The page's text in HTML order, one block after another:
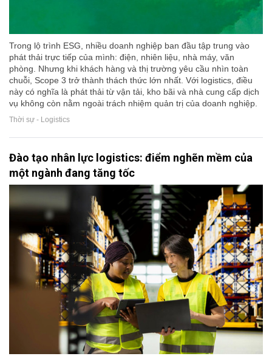
Trong lộ trình ESG, nhiều doanh nghiệp ban đầu tập trung vào
phát thải trực tiếp của mình: điện, nhiên liệu, nhà máy, văn
phòng. Nhưng khi khách hàng và thị trường yêu cầu nhìn toàn
chuỗi, Scope 3 trở thành thách thức lớn nhất. Với logistics, điều
này có nghĩa là phát thải từ vận tải, kho bãi và nhà cung cấp dịch
vụ không còn nằm ngoài trách nhiệm quản trị của doanh nghiệp.
Thời sự - Logistics
Đào tạo nhân lực logistics: điểm nghẽn mềm của
một ngành đang tăng tốc